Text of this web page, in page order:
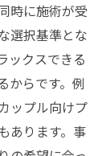
時に施術が受
選択基準とな
ックスできる
からです。例
ップル向けプ
あります。事